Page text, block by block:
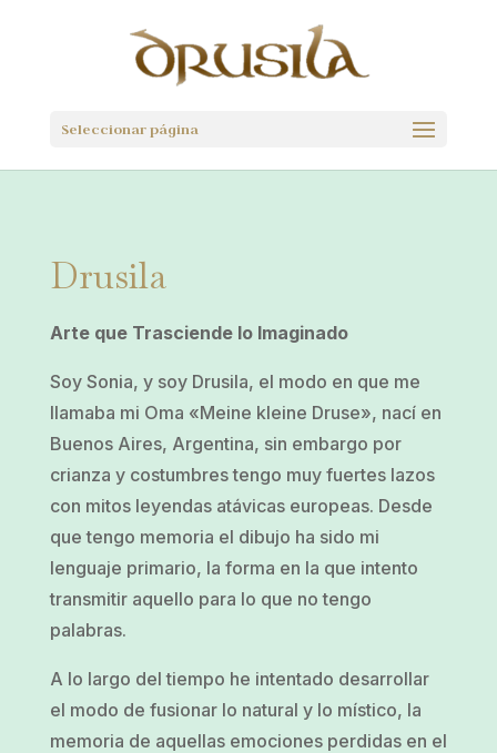
Seleccionar página
Drusila
Arte que Trasciende lo Imaginado
Soy Sonia, y soy Drusila, el modo en que me
llamaba mi Oma «Meine kleine Druse», nací en
Buenos Aires, Argentina, sin embargo por
crianza y costumbres tengo muy fuertes lazos
con mitos leyendas atávicas europeas. Desde
que tengo memoria el dibujo ha sido mi
lenguaje primario, la forma en la que intento
transmitir aquello para lo que no tengo
palabras.
A lo largo del tiempo he intentado desarrollar
el modo de fusionar lo natural y lo místico, la
memoria de aquellas emociones perdidas en el